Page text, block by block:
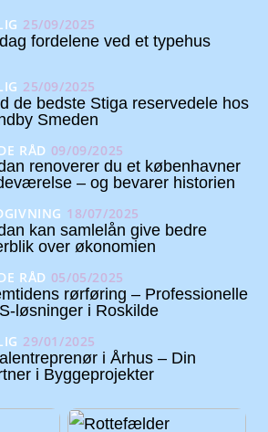
25/09/2025
fordelene ved et typehus
25/09/2025
de bedste Stiga reservedele hos
Smeden
RÅD 09/09/2025
renoverer du et københavner
– og bevarer historien
18/07/2025
kan samlelån give bedre
over økonomien
RÅD 05/05/2025
rørføring – Professionelle
løsninger i Roskilde
29/01/2025
i Århus – Din
i Byggeprojekter